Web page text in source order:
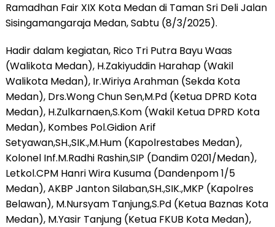
Ramadhan Fair XIX Kota Medan di Taman Sri Deli Jalan
Sisingamangaraja Medan, Sabtu (8/3/2025).
Hadir dalam kegiatan, Rico Tri Putra Bayu Waas
(Walikota Medan), H.Zakiyuddin Harahap (Wakil
Walikota Medan), Ir.Wiriya Arahman (Sekda Kota
Medan), Drs.Wong Chun Sen,M.Pd (Ketua DPRD Kota
Medan), H.Zulkarnaen,S.Kom (Wakil Ketua DPRD Kota
Medan), Kombes Pol.Gidion Arif
Setyawan,SH.,SIK.,M.Hum (Kapolrestabes Medan),
Kolonel Inf.M.Radhi Rashin,SIP (Dandim 0201/Medan),
Letkol.CPM Hanri Wira Kusuma (Dandenpom 1/5
Medan), AKBP Janton Silaban,SH.,SIK.,MKP (Kapolres
Belawan), M.Nursyam Tanjung,S.Pd (Ketua Baznas Kota
Medan), M.Yasir Tanjung (Ketua FKUB Kota Medan),